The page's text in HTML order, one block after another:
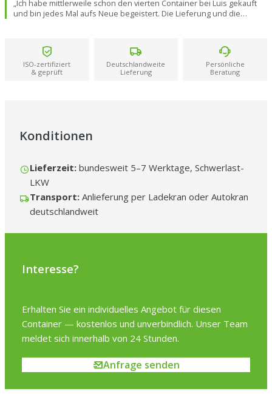
„Ich habe mittlerweile schon den vierten Container bei Luis gekauft
und bin jedes Mal aufs Neue begeistert. Die Lieferung und die
Handwerk perfekt und hat die Container zentimetergenau und
präzise abgestellt. Pünktlichkeit top, Preis-Leistungs-Verhältnis
unschlagbar. Besser geht es wirklich nicht – macht weiter so!“–
Thomas H.
ISO-zertifiziert
& geprüft
Deutschlandweite
Lieferung
Persönliche
Beratung
Konditionen
Lieferzeit: bundesweit 5–7 Werktage, Schwerlast-
LKW
Transport: Anlieferung per Ladekran oder Autokran
deutschlandweit
Interesse?
Erhalten Sie ein individuelles Angebot für diesen
Container — kostenlos und unverbindlich. Unser Team
meldet sich innerhalb von 24 Stunden.
Anfrage senden